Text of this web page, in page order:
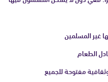
غير المسلمين
الطعام
مفتوحة للجميع